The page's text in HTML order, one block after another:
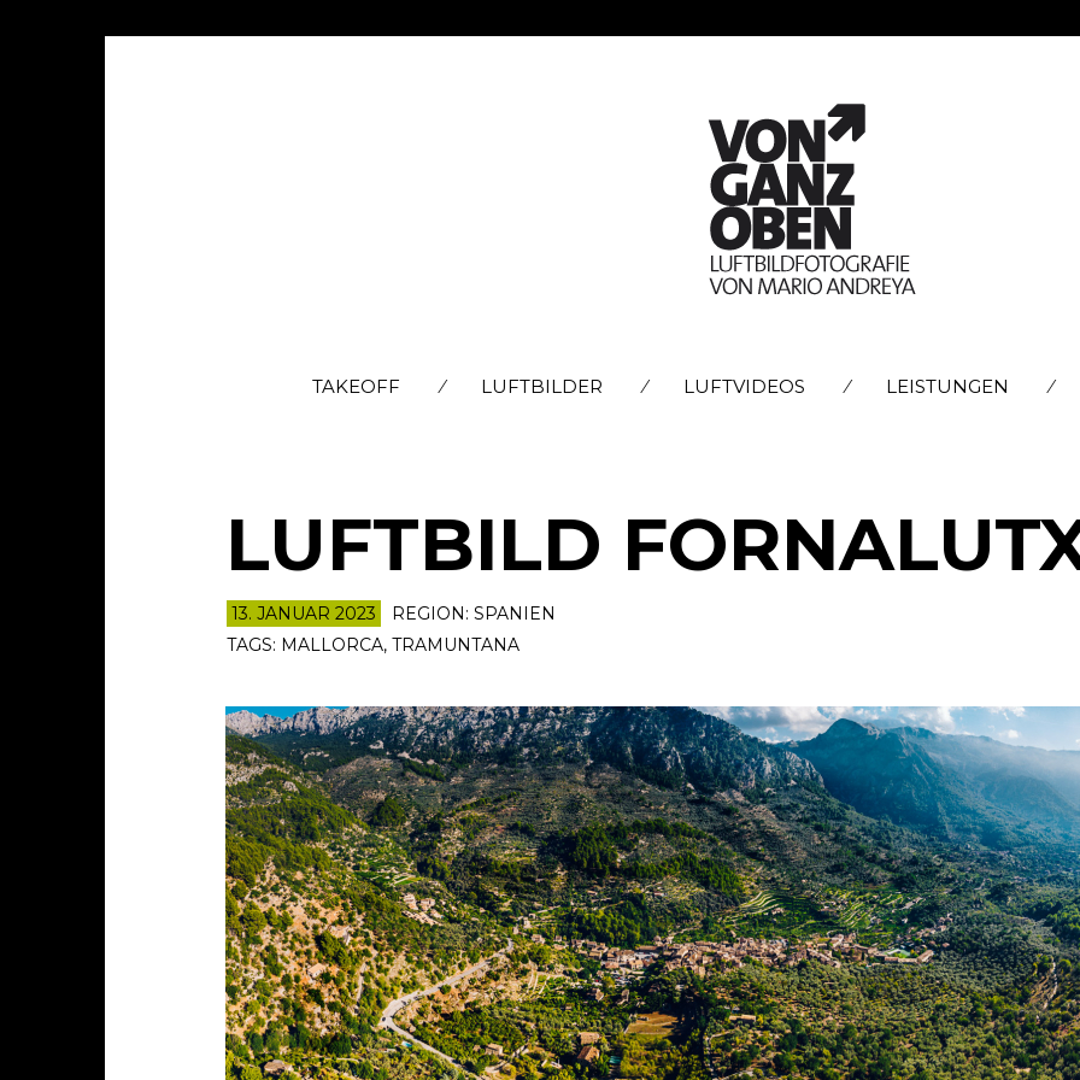
SKIP
TAKEOFF LUFTBILDER LUFTVIDEOS LEISTUNGEN
LUFTBILD
13. JANUAR 2023 REGION: SPANIEN
TAGS: MALLORCA, TRAMUNTANA